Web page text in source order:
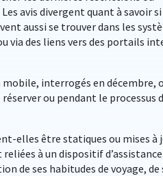
avis divergent quant à savoir
aussi se trouver dans les
via des liens vers des portails
mobile, interrogés en décembre,
ou pendant le processus
elles être statiques ou mises à
à un dispositif d’assistance
de ses habitudes de voyage, de